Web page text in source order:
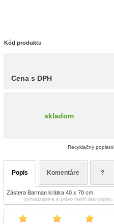
Kód produktu
Cena s DPH
skladom
Recyklačný
Popis Komentáre ?
Zástera Barman krátka 40 x 70 cm.
(vyhradzujeme si právo meniť tieto